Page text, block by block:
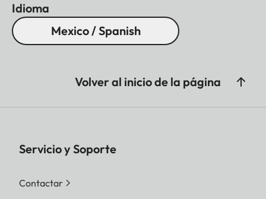
Idioma
Mexico / Spanish
Volver al inicio de la página
Servicio y Soporte
Contactar